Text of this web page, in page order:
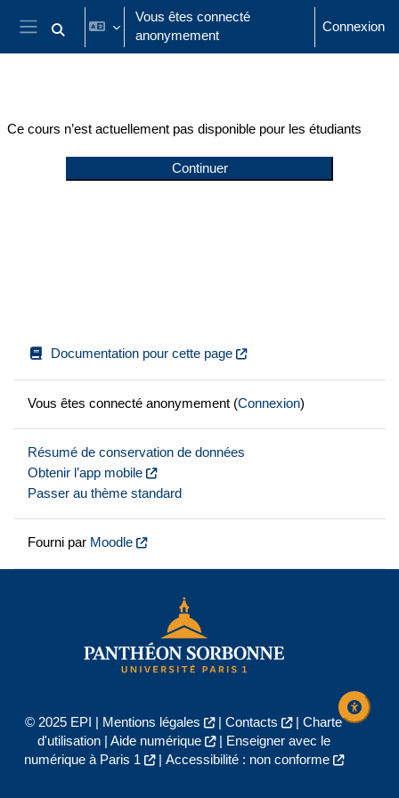
Passer au contenu principal
Panneau latéral
Activer/désactiver la saisie de recherche
Vous êtes connecté
anonymement
Connexion
Ce cours n’est actuellement pas disponible pour les étudiants
Continuer
Documentation pour cette page
Vous êtes connecté anonymement (Connexion)
Résumé de conservation de données
Obtenir l’app mobile
Passer au thème standard
Fourni par Moodle
© 2025 EPI | Mentions légales | Contacts | Charte
d'utilisation| Aide numérique |
Enseigner avec le
numérique à Paris 1
| Accessibilité : non conforme